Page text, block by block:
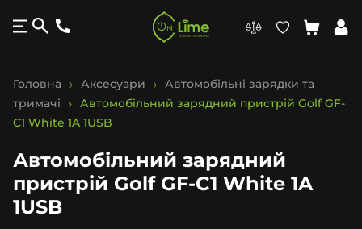
Головна Аксесуари
Автомобільні зарядки та
тримачі
Автомобільний зарядний пристрій Golf GF-
C1 White 1A 1USB
Автомобільний зарядний
пристрій Golf GF-C1 White 1A
1USB